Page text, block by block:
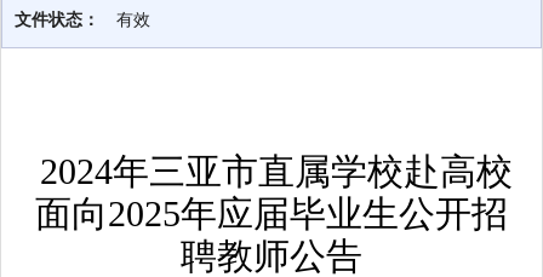
文件状态：
有效
2024年三亚市直属学校赴高校
面向2025年应届毕业生公开招
聘教师公告